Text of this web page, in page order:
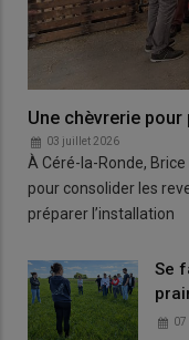
Une chèvrerie pour
03 juillet 2026
À Céré-la-Ronde,
pour consolider les
préparer l’installation
Se